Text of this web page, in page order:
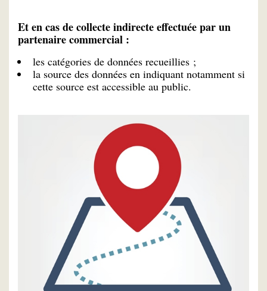
Et en cas de collecte indirecte effectuée par un
partenaire commercial :
les catégories de données recueillies ;
la source des données en indiquant notamment si
cette source est accessible au public.